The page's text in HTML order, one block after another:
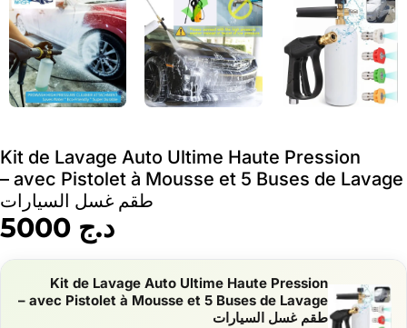
Kit de Lavage Auto Ultime Haute Pression
avec Pistolet à Mousse et 5 Buses de Lavage –
طقم غسل السيارات
د.ج
Kit de Lavage Auto Ultime Haute Pression
avec Pistolet à Mousse et 5 Buses de Lavage –
طقم غسل السيارات